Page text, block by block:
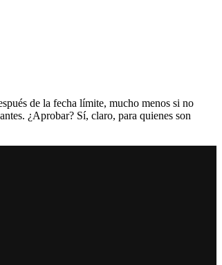
de la fecha límite, mucho menos si no
¿Aprobar? Sí, claro, para quienes son